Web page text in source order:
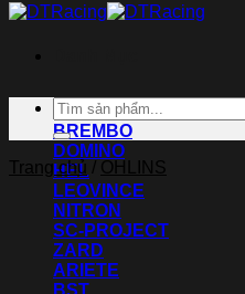
ACCOSSATO
BREMBO
DOMINO
HEL
LEOVINCE
NITRON
SC-PROJECT
ZARD
ARIETE
BST
Tìm
kiếm:
Trang chủ / OHLINS